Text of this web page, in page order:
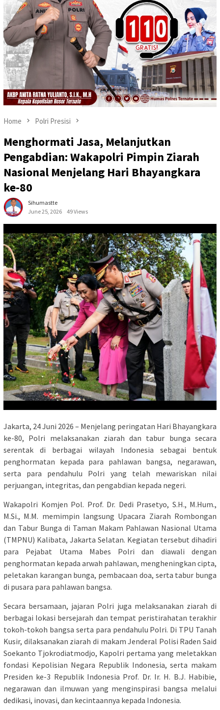
Home Polri Presisi
Menghormati Jasa, Melanjutkan
Pengabdian: Wakapolri Pimpin Ziarah
Nasional Menjelang Hari Bhayangkara
ke-80
Sihumastte
June 25, 2026
49 Views
Jakarta, 24 Juni 2026 – Menjelang peringatan Hari Bhayangkara
ke-80, Polri melaksanakan ziarah dan tabur bunga secara
serentak di berbagai wilayah Indonesia sebagai bentuk
penghormatan kepada para pahlawan bangsa, negarawan,
serta para pendahulu Polri yang telah mewariskan nilai
perjuangan, integritas, dan pengabdian kepada negeri.
Wakapolri Komjen Pol. Prof. Dr. Dedi Prasetyo, S.H., M.Hum.,
M.Si., M.M. memimpin langsung Upacara Ziarah Rombongan
dan Tabur Bunga di Taman Makam Pahlawan Nasional Utama
(TMPNU) Kalibata, Jakarta Selatan. Kegiatan tersebut dihadiri
para Pejabat Utama Mabes Polri dan diawali dengan
penghormatan kepada arwah pahlawan, mengheningkan cipta,
peletakan karangan bunga, pembacaan doa, serta tabur bunga
di pusara para pahlawan bangsa.
Secara bersamaan, jajaran Polri juga melaksanakan ziarah di
berbagai lokasi bersejarah dan tempat peristirahatan terakhir
tokoh-tokoh bangsa serta para pendahulu Polri. Di TPU Tanah
Kusir, dilaksanakan ziarah di makam Jenderal Polisi Raden Said
Soekanto Tjokrodiatmodjo, Kapolri pertama yang meletakkan
fondasi Kepolisian Negara Republik Indonesia, serta makam
Presiden ke-3 Republik Indonesia Prof. Dr. Ir. H. B.J. Habibie,
negarawan dan ilmuwan yang menginspirasi bangsa melalui
dedikasi, inovasi, dan kecintaannya kepada Indonesia.